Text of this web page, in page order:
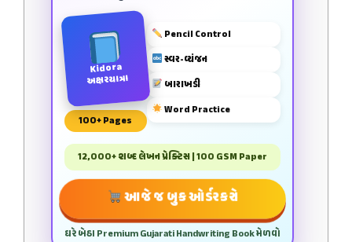
Kidora
અક્ષરયાત્રા
100+ Pages
Pencil Control
સ્વર-વ્યંજન
બારાખડી
Word Practice
12,000+ શબ્દ લેખન પ્રેક્ટિસ | 100 GSM Paper
આજે જ બુક ઓર્ડર કરો
ઘરે બેઠા Premium Gujarati Handwriting Book મેળવો